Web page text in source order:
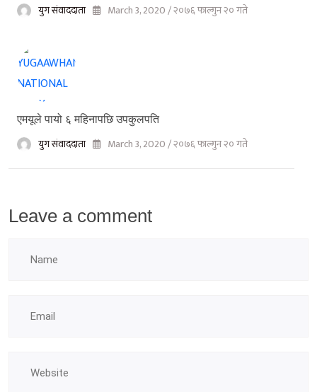
युग संवाददाता March 3, 2020 / २०७६ फाल्गुन २० गते
एमयूले पायो ६ महिनापछि उपकुलपति
युग संवाददाता March 3, 2020 / २०७६ फाल्गुन २० गते
Leave a comment